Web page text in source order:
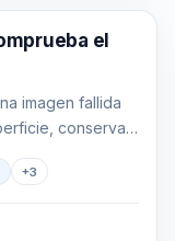
el
imagen fallida
conserva
+3